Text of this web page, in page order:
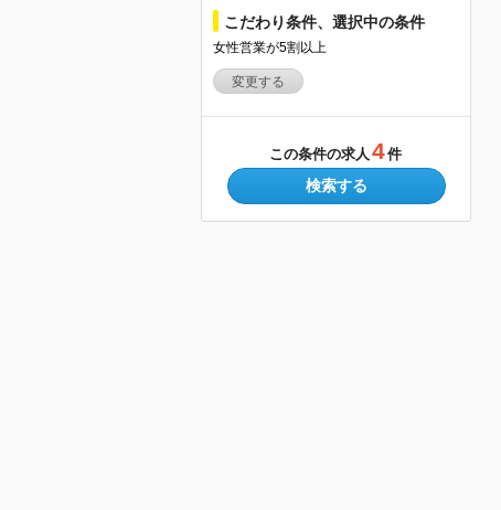
こだわり条件、選択中の条件
女性営業が5割以上
変更する
この条件の求人 4件
検索する